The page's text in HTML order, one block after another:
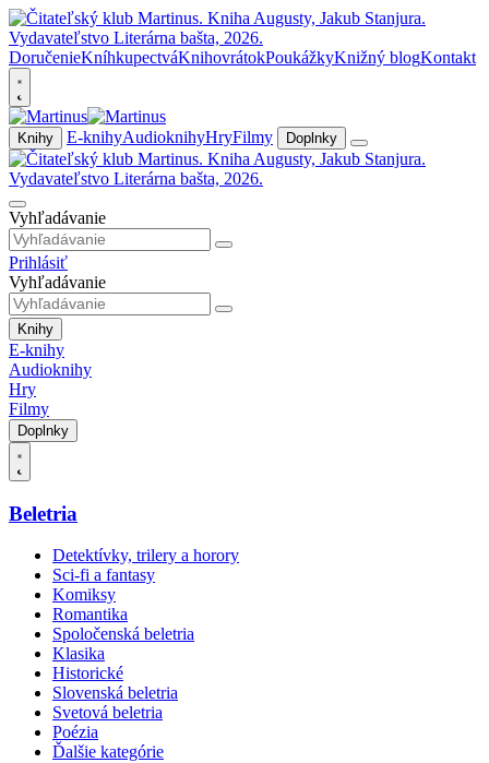
DoručenieKníhkupectváKnihovrátokPoukážkyKnižný blogKontakt
Knihy E-knihyAudioknihyHryFilmy Doplnky
Vyhľadávanie
Prihlásiť
Vyhľadávanie
Knihy
E-knihy
Audioknihy
Hry
Filmy
Doplnky
Beletria
Detektívky, trilery a horory
Sci-fi a fantasy
Komiksy
Romantika
Spoločenská beletria
Klasika
Historické
Slovenská beletria
Svetová beletria
Poézia
Ďalšie kategórie